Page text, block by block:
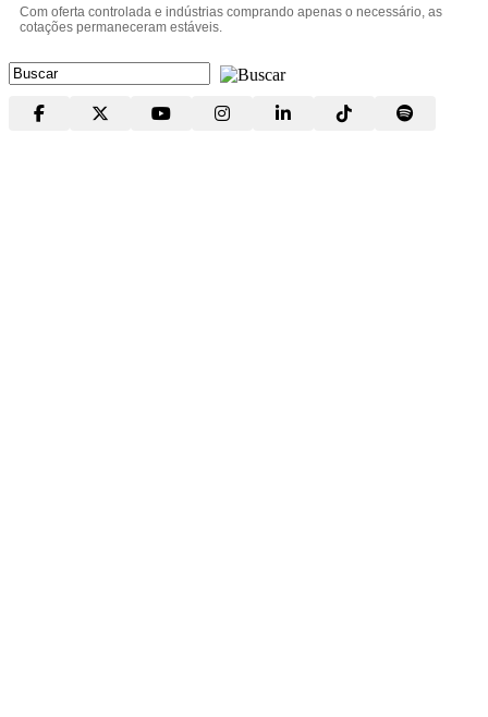
Com oferta controlada e indústrias comprando apenas o necessário, as
cotações permaneceram estáveis.